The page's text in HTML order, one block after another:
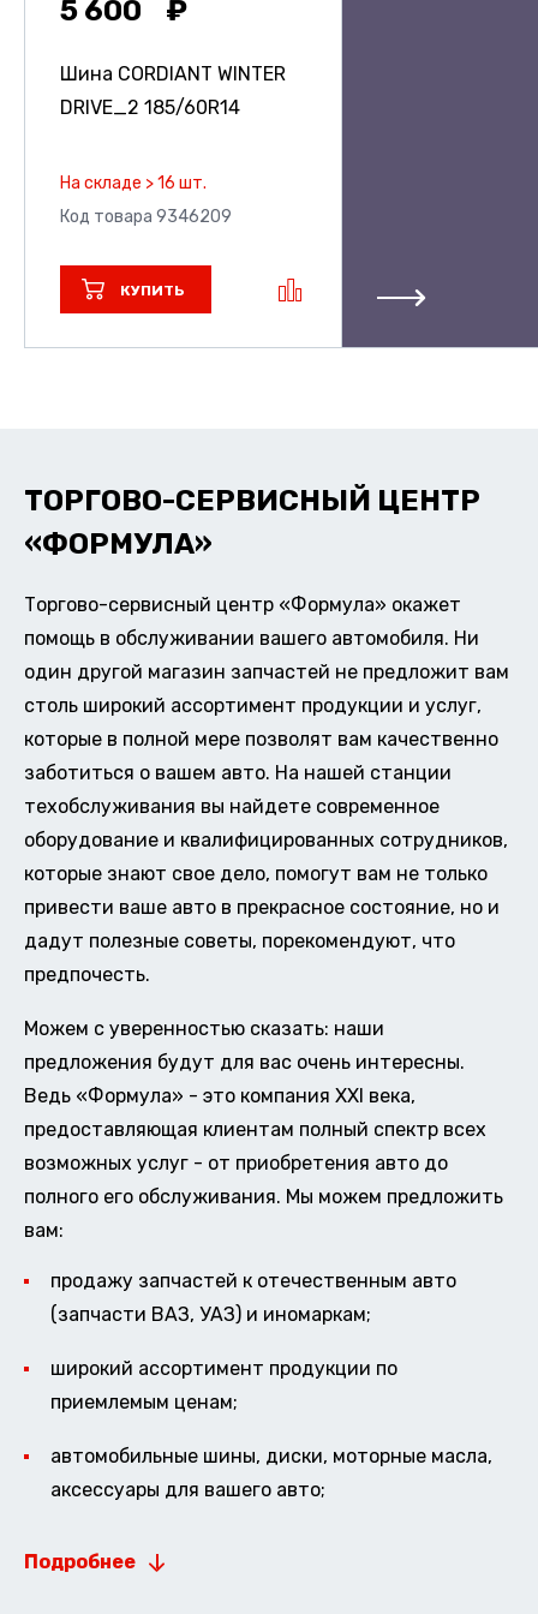
5 600
Шина CORDIANT WINTER
DRIVE_2 185/60R14
На складе > 16 шт.
Код товара 9346209
КУПИТЬ
ТОРГОВО-СЕРВИСНЫЙ ЦЕНТР
«ФОРМУЛА»
Торгово-сервисный центр «Формула» окажет
помощь в обслуживании вашего автомобиля. Ни
один другой магазин запчастей не предложит вам
столь широкий ассортимент продукции и услуг,
которые в полной мере позволят вам качественно
заботиться о вашем авто. На нашей станции
техобслуживания вы найдете современное
оборудование и квалифицированных сотрудников,
которые знают свое дело, помогут вам не только
привести ваше авто в прекрасное состояние, но и
дадут полезные советы, порекомендуют, что
предпочесть.
Можем с уверенностью сказать: наши
предложения будут для вас очень интересны.
Ведь «Формула» - это компания XXI века,
предоставляющая клиентам полный спектр всех
возможных услуг - от приобретения авто до
полного его обслуживания. Мы можем предложить
вам:
продажу запчастей к отечественным авто
(запчасти ВАЗ, УАЗ) и иномаркам;
широкий ассортимент продукции по
приемлемым ценам;
автомобильные шины, диски, моторные масла,
аксессуары для вашего авто;
Подробнее